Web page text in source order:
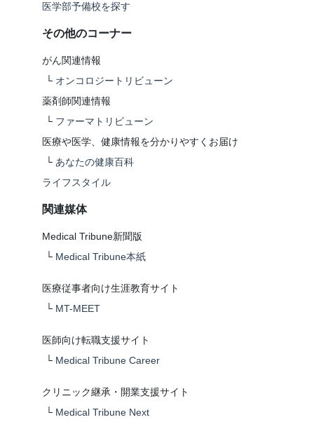
医学部予備校を探す
その他のコーナー
がん関連情報
└ オンコロジートリビューン
薬剤師関連情報
└ ファーマトリビューン
医療や医学、健康情報を分かりやすくお届け
└ あなたの健康百科
ライフスタイル
関連媒体
Medical Tribune新聞版
└ Medical Tribune本紙
医療従事者向け生涯教育サイト
└ MT-MEET
医師向け転職支援サイト
└ Medical Tribune Career
クリニック継承・開業支援サイト
└ Medical Tribune Next